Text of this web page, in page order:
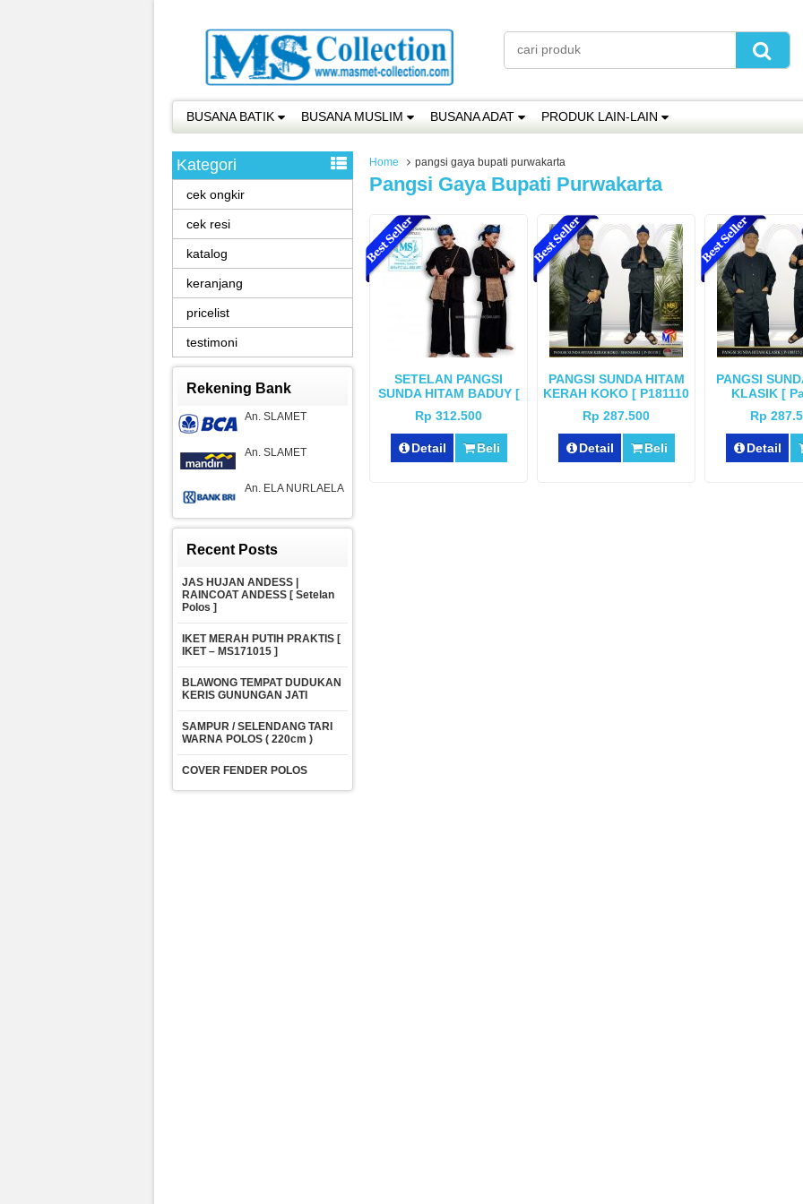
BUSANA BATIK BUSANA MUSLIM BUSANA ADAT PRODUK LAIN-LAIN
Home pangsi gaya bupati purwakarta
Pangsi Gaya Bupati Purwakarta
SETELAN PANGSI
SUNDA HITAM BADUY [
Rp 312.500
Detail Beli
PANGSI SUNDA HITAM
KERAH KOKO [ P181110
Rp 287.500
Detail Beli
PANGSI
KLASIK [
Rp
Detail
Kategori
cek ongkir
cek resi
katalog
keranjang
pricelist
testimoni
Rekening Bank
An. SLAMET
An. SLAMET
An. ELA NURLAELA
Recent Posts
JAS HUJAN ANDESS |
RAINCOAT ANDESS [ Setelan
Polos ]
IKET MERAH PUTIH PRAKTIS [
IKET – MS171015 ]
BLAWONG TEMPAT DUDUKAN
KERIS GUNUNGAN JATI
SAMPUR / SELENDANG TARI
WARNA POLOS ( 220cm )
COVER FENDER POLOS